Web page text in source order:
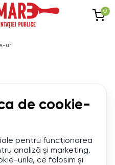
0
uri
de cookie-
pentru funcționarea
analiză și marketing.
urile, ce folosim și